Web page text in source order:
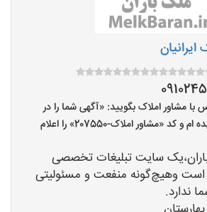
با مشاور املاک بگویید: «آگهی شما را در
سایت ملک باران دیده ام و کد «مشاور املاک-207550» را اعلام
سایت تبلیغات تخصصی
است وهیچ‌گونه منفعت و مسئولیتی
ندارد.